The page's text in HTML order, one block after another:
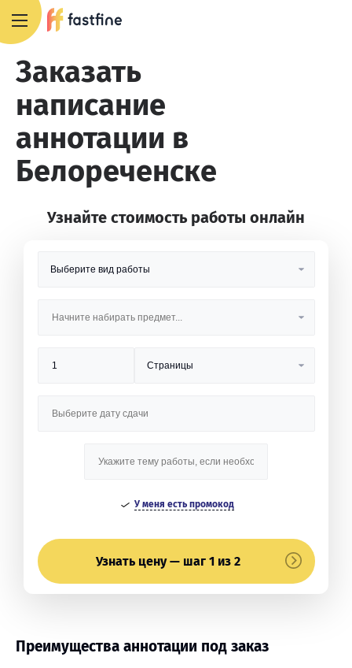
Заказать
написание
аннотации в
Белореченске
Узнайте стоимость работы онлайн
У меня есть промокод
Узнать цену — шаг 1 из 2
Преимущества аннотации под заказ